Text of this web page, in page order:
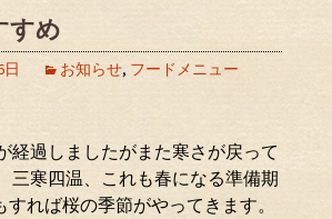
すめ
日 お知らせ, フードメニュー
経過しましたがまた寒さが戻って
三寒四温、これも春になる準備期
れば桜の季節がやってきます。